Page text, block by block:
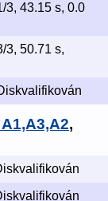
3, 43.15 s, 0.0
3, 50.71 s,
,